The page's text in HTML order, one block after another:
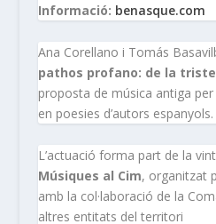
Informació: benasque.com
Ana Corellano i Tomás
pathos profano: de la
proposta de música antiga
en poesies d’autors espanyols.
L’actuació forma part de la
Músiques al Cim, organitzat
amb la col·laboració de la
altres entitats del territori